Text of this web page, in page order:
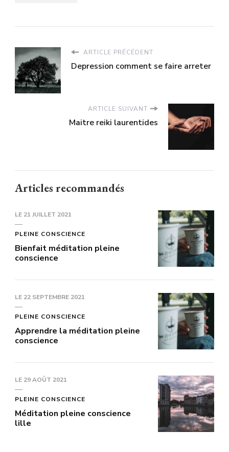
ARTICLE PRÉCÉDENT
Depression comment se faire arreter
ARTICLE SUIVANT
Maitre reiki laurentides
Articles recommandés
LE 21 JUILLET 2021
PLEINE CONSCIENCE
Bienfait méditation pleine
conscience
LE 22 SEPTEMBRE 2021
PLEINE CONSCIENCE
Apprendre la méditation pleine
conscience
LE 29 AOÛT 2021
PLEINE CONSCIENCE
Méditation pleine conscience
lille